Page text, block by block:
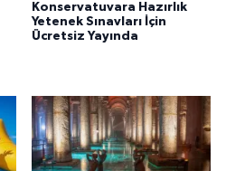
Konservatuvara Hazırlık
Yetenek Sınavları İçin
Ücretsiz Yayında